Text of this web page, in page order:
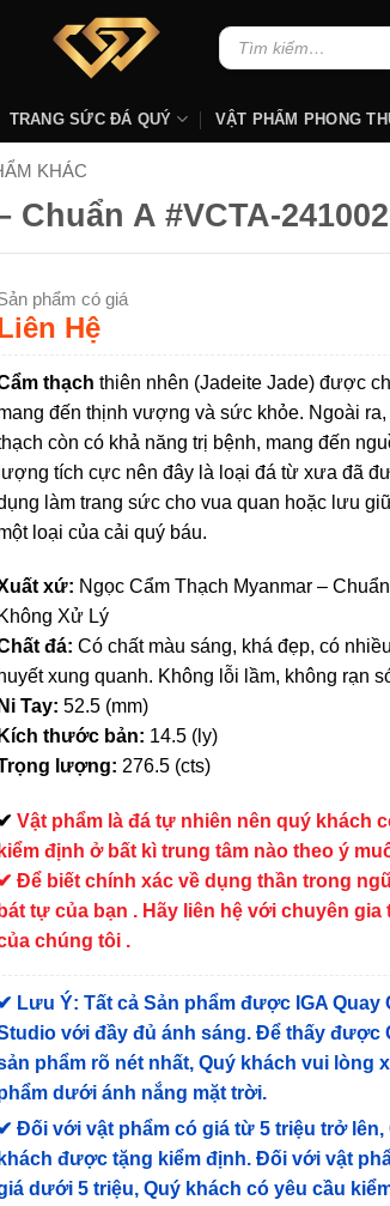
Tìm
kiếm:
TRANG SỨC ĐÁ QUÝ VẬT PHẨM PHONG
KHÁC
A #VCTA-
phẩm có giá
Hệ
thạch thiên nhên (Jadeite Jade) được
đến thịnh vượng và sức khỏe. Ngoài ra,
còn có khả năng trị bệnh, mang đến
lượng tích cực nên đây là loại đá từ xưa đã
làm trang sức cho vua quan hoặc lưu
loại của cải quý báu.
xứ: Ngọc Cẩm Thạch Myanmar –
Không Xử Lý
đá: Có chất màu sáng, khá đẹp, có
huyết xung quanh. Không lỗi lầm, không rạn
Ni Tay: 52.5 (mm)
Kích thước bản: 14.5 (ly)
lượng: 276.5 (cts)
✔Vật phẩm là đá tự nhiên nên quý khách
kiểm định ở bất kì trung tâm nào theo ý
✔ Để biết chính xác về dụng thần trong
bát tự của bạn . Hãy liên hệ với chuyên gia
chúng tôi .
✔ Lưu Ý: Tất cả Sản phẩm được IGA Quay
với đầy đủ ánh sáng. Để thấy được
phẩm rõ nét nhất, Quý khách vui lòng
dưới ánh nắng mặt trời.
✔Đối với vật phẩm có giá từ 5 triệu trở lên,
khách được tặng kiểm định. Đối với vật
dưới 5 triệu, Quý khách có yêu cầu